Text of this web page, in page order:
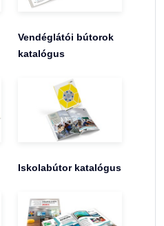
Vendéglátói bútorok
katalógus
Iskolabútor katalógus